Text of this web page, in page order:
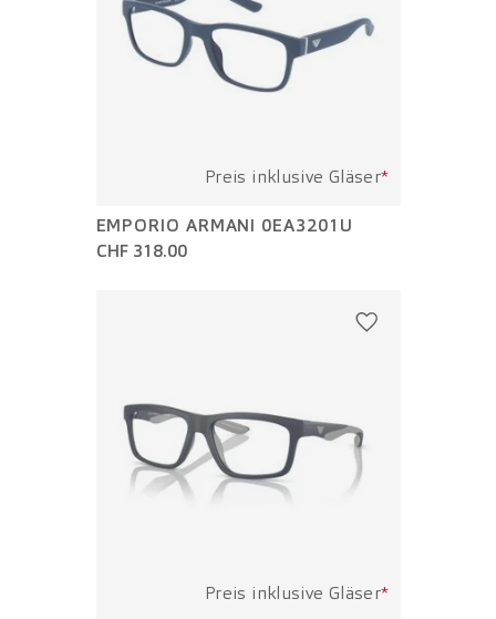
Preis inklusive Gläser*
EMPORIO ARMANI 0EA3201U
CHF 318.00
Preis inklusive Gläser*